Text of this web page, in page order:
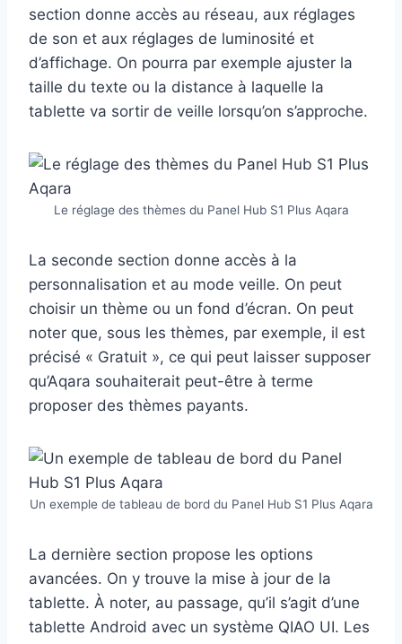
section donne accès au réseau, aux réglages
de son et aux réglages de luminosité et
d’affichage. On pourra par exemple ajuster la
taille du texte ou la distance à laquelle la
tablette va sortir de veille lorsqu’on s’approche.
Le réglage des thèmes du Panel Hub S1 Plus Aqara
La seconde section donne accès à la
personnalisation et au mode veille. On peut
choisir un thème ou un fond d’écran. On peut
noter que, sous les thèmes, par exemple, il est
précisé « Gratuit », ce qui peut laisser supposer
qu’Aqara souhaiterait peut-être à terme
proposer des thèmes payants.
Un exemple de tableau de bord du Panel Hub S1 Plus Aqara
La dernière section propose les options
avancées. On y trouve la mise à jour de la
tablette. À noter, au passage, qu’il s’agit d’une
tablette Android avec un système QIAO UI. Les